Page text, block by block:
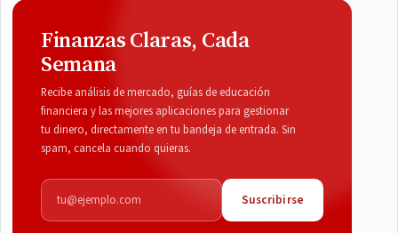
Finanzas Claras, Cada
Semana
Recibe análisis de mercado, guías de educación
financiera y las mejores aplicaciones para gestionar
tu dinero, directamente en tu bandeja de entrada. Sin
spam, cancela cuando quieras.
Correo electrónico
Suscribirse